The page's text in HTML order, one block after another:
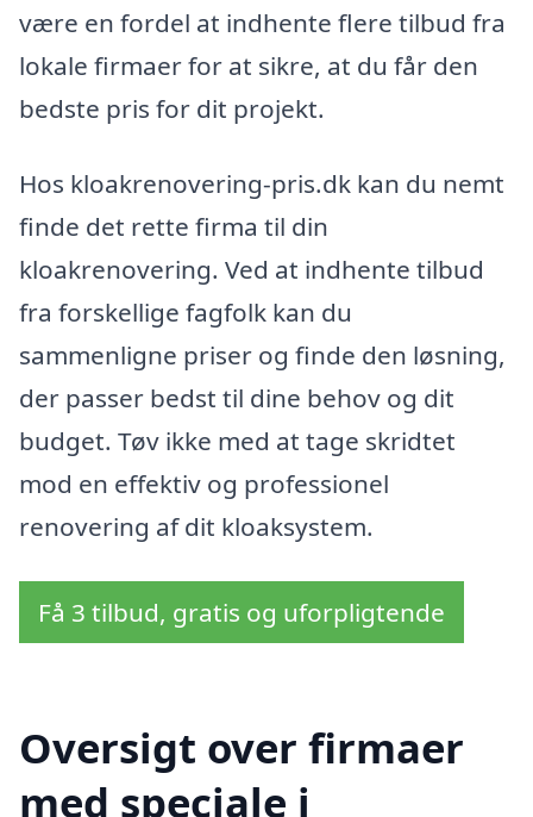
være en fordel at indhente flere tilbud fra
lokale firmaer for at sikre, at du får den
bedste pris for dit projekt.
Hos kloakrenovering-pris.dk kan du nemt
finde det rette firma til din
kloakrenovering. Ved at indhente tilbud
fra forskellige fagfolk kan du
sammenligne priser og finde den løsning,
der passer bedst til dine behov og dit
budget. Tøv ikke med at tage skridtet
mod en effektiv og professionel
renovering af dit kloaksystem.
Få 3 tilbud, gratis og uforpligtende
Oversigt over firmaer
med speciale i